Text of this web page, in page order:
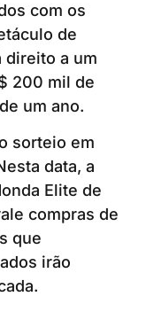
com os
de
direito a um
200 mil de
um ano.
sorteio em
data, a
Elite de
compras de
que
irão